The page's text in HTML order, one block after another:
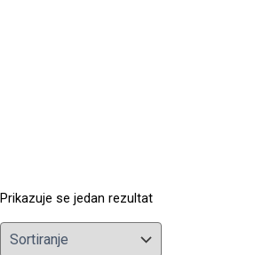
Prikazuje se jedan rezultat